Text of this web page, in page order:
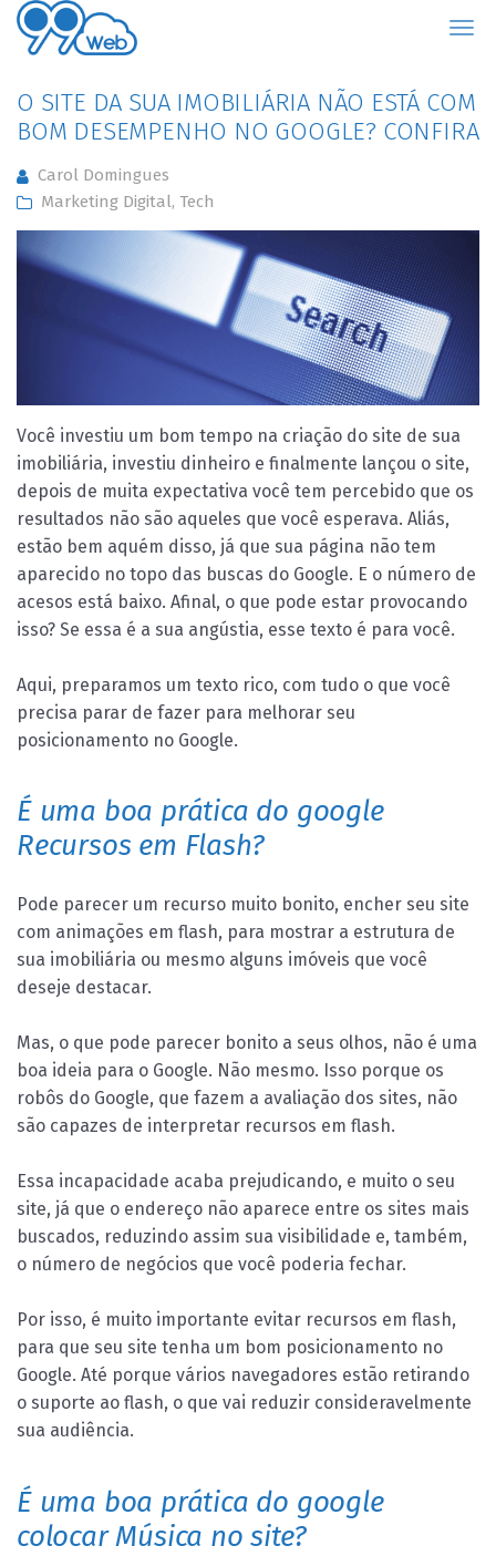
O SITE DA SUA IMOBILIÁRIA NÃO ESTÁ COM
BOM DESEMPENHO NO GOOGLE? CONFIRA
Carol Domingues
Marketing Digital, Tech
Você investiu um bom tempo na criação do site de sua
imobiliária, investiu dinheiro e finalmente lançou o site,
depois de muita expectativa você tem percebido que os
resultados não são aqueles que você esperava. Aliás,
estão bem aquém disso, já que sua página não tem
aparecido no topo das buscas do Google. E o número de
acesos está baixo. Afinal, o que pode estar provocando
isso? Se essa é a sua angústia, esse texto é para você.
Aqui, preparamos um texto rico, com tudo o que você
precisa parar de fazer para melhorar seu
posicionamento no Google.
É uma boa prática do google
Recursos em Flash?
Pode parecer um recurso muito bonito, encher seu site
com animações em flash, para mostrar a estrutura de
sua imobiliária ou mesmo alguns imóveis que você
deseje destacar.
Mas, o que pode parecer bonito a seus olhos, não é uma
boa ideia para o Google. Não mesmo. Isso porque os
robôs do Google, que fazem a avaliação dos sites, não
são capazes de interpretar recursos em flash.
Essa incapacidade acaba prejudicando, e muito o seu
site, já que o endereço não aparece entre os sites mais
buscados, reduzindo assim sua visibilidade e, também,
o número de negócios que você poderia fechar.
Por isso, é muito importante evitar recursos em flash,
para que seu site tenha um bom posicionamento no
Google. Até porque vários navegadores estão retirando
o suporte ao flash, o que vai reduzir consideravelmente
sua audiência.
É uma boa prática do google
colocar Música no site?